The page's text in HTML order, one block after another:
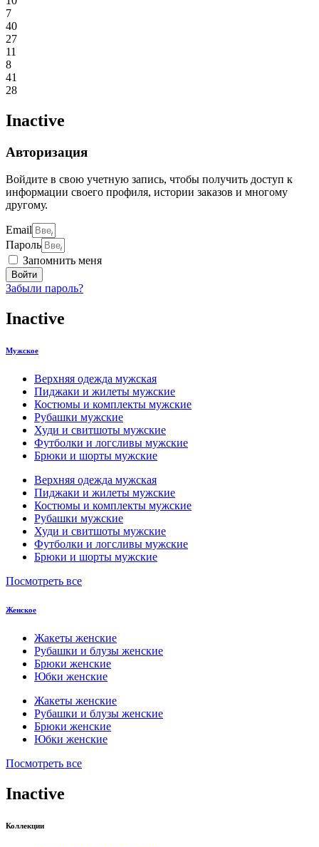
7
40
27
11
8
41
28
Inactive
Авторизация
Войдите в свою учетную запись, чтобы получить доступ к
информации своего профиля, истории заказов и многому
другому.
Email
Пароль
Запомнить меня
Войти
Забыли пароль?
Inactive
Мужское
Верхняя одежда мужская
Пиджаки и жилеты мужские
Костюмы и комплекты мужские
Рубашки мужские
Худи и свитшоты мужские
Футболки и логсливы мужские
Брюки и шорты мужские
Верхняя одежда мужская
Пиджаки и жилеты мужские
Костюмы и комплекты мужские
Рубашки мужские
Худи и свитшоты мужские
Футболки и логсливы мужские
Брюки и шорты мужские
Посмотреть все
Женское
Жакеты женские
Рубашки и блузы женские
Брюки женские
Юбки женские
Жакеты женские
Рубашки и блузы женские
Брюки женские
Юбки женские
Посмотреть все
Inactive
Коллекции